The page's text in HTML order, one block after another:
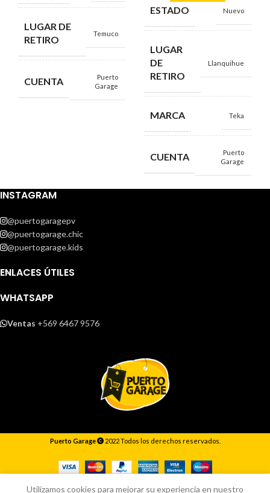
LUGAR DE
RETIRO
Temuco
CUENTA
Puerto
Garage
ESTADO Nuevo
LUGAR
DE
RETIRO
Llanquihue
MARCA Teka
CUENTA
Puerto
Garage
INSTAGRAM
@puertogaragepv
@puertogarage.chic
@puertogarage.kids
ENLACES ÚTILES
WHATSAPP
Ventas +569 6467 9576
Puerto Garage 2022 Todos los derechos reservados.
Utilizamos cookies para mejorar su experiencia en nuestro